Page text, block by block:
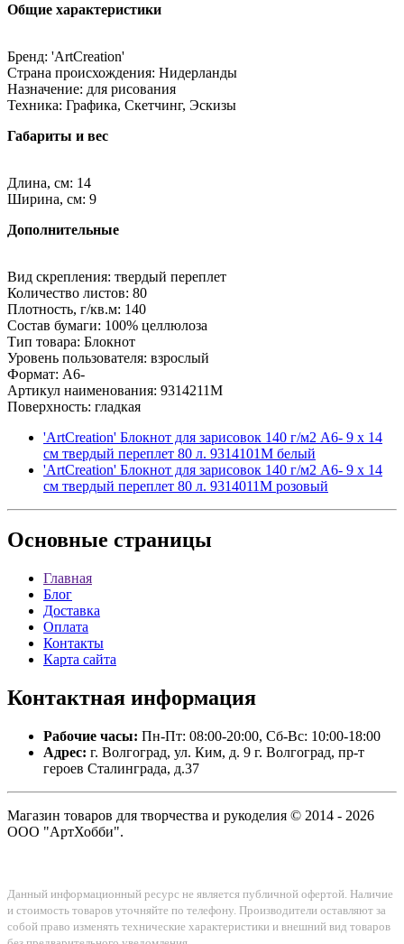
Общие характеристики
Бренд: 'ArtCreation'
Страна происхождения: Нидерланды
Назначение: для рисования
Техника: Графика, Скетчинг, Эскизы
Габариты и вес
Длина, см: 14
Ширина, см: 9
Дополнительные
Вид скрепления: твердый переплет
Количество листов: 80
Плотность, г/кв.м: 140
Состав бумаги: 100% целлюлоза
Тип товара: Блокнот
Уровень пользователя: взрослый
Формат: A6-
Артикул наименования: 9314211M
Поверхность: гладкая
'ArtCreation' Блокнот для зарисовок 140 г/м2 A6- 9 х 14
см твердый переплет 80 л. 9314101M белый
'ArtCreation' Блокнот для зарисовок 140 г/м2 A6- 9 х 14
см твердый переплет 80 л. 9314011M розовый
Основные страницы
Главная
Блог
Доставка
Оплата
Контакты
Карта сайта
Контактная информация
Рабочие часы: Пн-Пт: 08:00-20:00, Сб-Вс: 10:00-18:00
Адрес: г. Волгоград, ул. Ким, д. 9 г. Волгоград, пр-т
героев Сталинграда, д.37
Магазин товаров для творчества и рукоделия © 2014 - 2026
ООО "АртХобби".
Данный информационный ресурс не является публичной офертой. Наличие
и стоимость товаров уточняйте по телефону. Производители оставляют за
собой право изменять технические характеристики и внешний вид товаров